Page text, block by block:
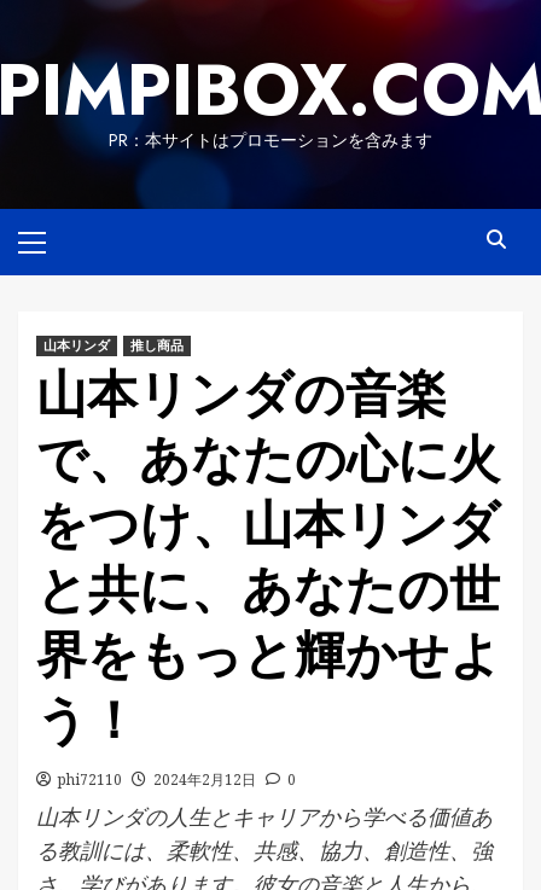
content
PR：本サイトはプロモーションを含みます
Menu
山本リンダ 推し商品
山本リンダの音楽
で、あなたの心に火
をつけ、山本リンダ
と共に、あなたの世
界をもっと輝かせよ
う！
phi72110 2024年2月12日 0
山本リンダの人生とキャリアから学べる価値あ
る教訓には、柔軟性、共感、協力、創造性、強
さ、学びがあります。彼女の音楽と人生から、